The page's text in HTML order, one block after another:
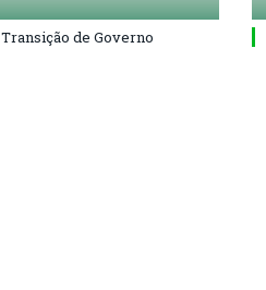
Transição de Governo